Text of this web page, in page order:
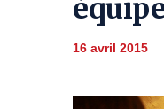
16 avril 2015